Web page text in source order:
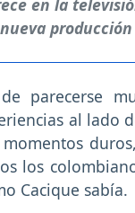
en la
producción
parecerse
al lado
los
Cacique sabía.